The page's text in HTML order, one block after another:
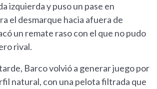
izquierda y puso un pase en
el desmarque hacia afuera de
un remate raso con el que no pudo
rival.
Barco volvió a generar juego por
natural, con una pelota filtrada que